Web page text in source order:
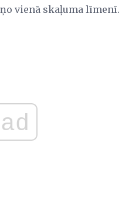
vienā skaļuma līmenī.
ad